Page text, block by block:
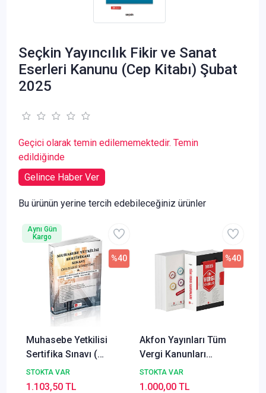
Seçkin Yayıncılık Fikir ve Sanat
Eserleri Kanunu (Cep Kitabı) Şubat
2025
Geçici olarak temin edilememektedir. Temin
edildiğinde
Gelince Haber Ver
Bu ürünün yerine tercih edebileceğiniz ürünler
Muhasebe Yetkilisi
Sertifika Sınavı (
MERKEZİ YÖNETİM )
Konu Anlatım Kitabı
STOKTA VAR
%40
1.103,50 TL
Aynı Gün
Kargo
Akfon Yayınları Tüm
Vergi Kanunları
Ağustos 2025
STOKTA VAR
%40
1.000,00 TL